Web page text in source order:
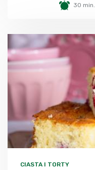
30 min.
CIASTA I TORTY